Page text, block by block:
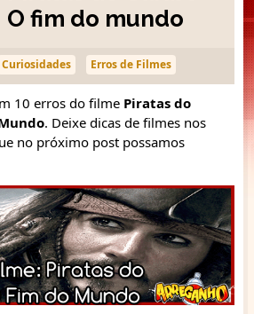
O fim do mundo
Curiosidades Erros de Filmes
10 erros do filme Piratas do
. Deixe dicas de filmes nos
no próximo post possamos